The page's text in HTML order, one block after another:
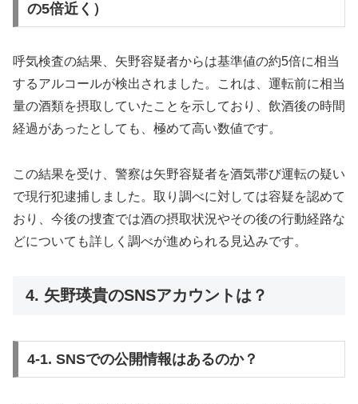
の5倍近く）
呼気検査の結果、矢野容疑者からは基準値の約5倍に相当
するアルコールが検出されました。これは、運転前に相当
量の酒類を摂取していたことを示しており、飲酒後の時間
経過があったとしても、極めて高い数値です。
この結果を受け、警察は矢野容疑者を酒気帯び運転の疑い
で現行犯逮捕しました。取り調べに対しては容疑を認めて
おり、今後の捜査では酒の摂取状況やその後の行動経路な
どについても詳しく調べが進められる見込みです。
4. 矢野瑛貴のSNSアカウントは？
4-1. SNSでの公開情報はあるのか？